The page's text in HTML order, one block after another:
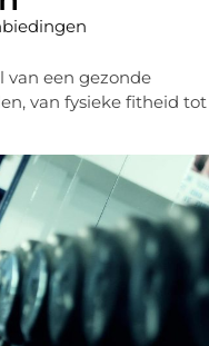
van een gezonde
van fysieke fitheid tot